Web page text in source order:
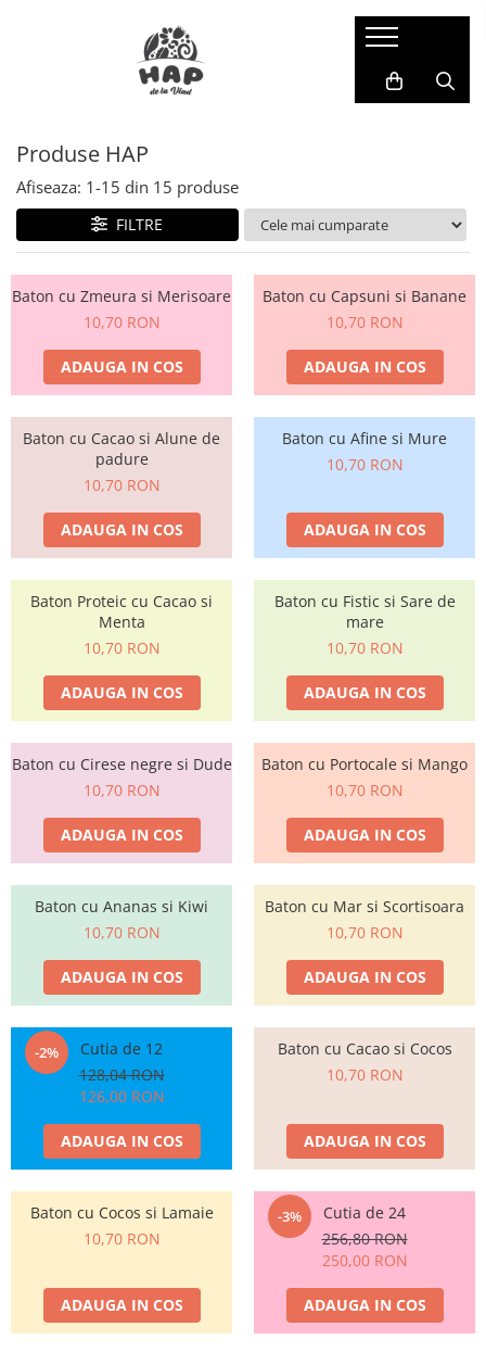
Individuale
Produse HAP
Afiseaza: 1-15 din 15 produse
FILTRE
Baton cu Zmeura si Merisoare
10,70 RON
ADAUGA IN COS
Baton cu Capsuni si Banane
10,70 RON
ADAUGA IN COS
Baton cu Cacao si Alune de
padure
10,70 RON
ADAUGA IN COS
Baton cu Afine si Mure
10,70 RON
ADAUGA IN COS
Baton Proteic cu Cacao si
Menta
10,70 RON
ADAUGA IN COS
Baton cu Fistic si Sare de
mare
10,70 RON
ADAUGA IN COS
Baton cu Cirese negre si Dude
10,70 RON
ADAUGA IN COS
Baton cu Portocale si Mango
10,70 RON
ADAUGA IN COS
Baton cu Ananas si Kiwi
10,70 RON
ADAUGA IN COS
Baton cu Mar si Scortisoara
10,70 RON
ADAUGA IN COS
-2%
Cutia de 12
128,04 RON
126,00 RON
ADAUGA IN COS
Baton cu Cacao si Cocos
10,70 RON
ADAUGA IN COS
Baton cu Cocos si Lamaie
10,70 RON
ADAUGA IN COS
-3%
Cutia de 24
256,80 RON
250,00 RON
ADAUGA IN COS